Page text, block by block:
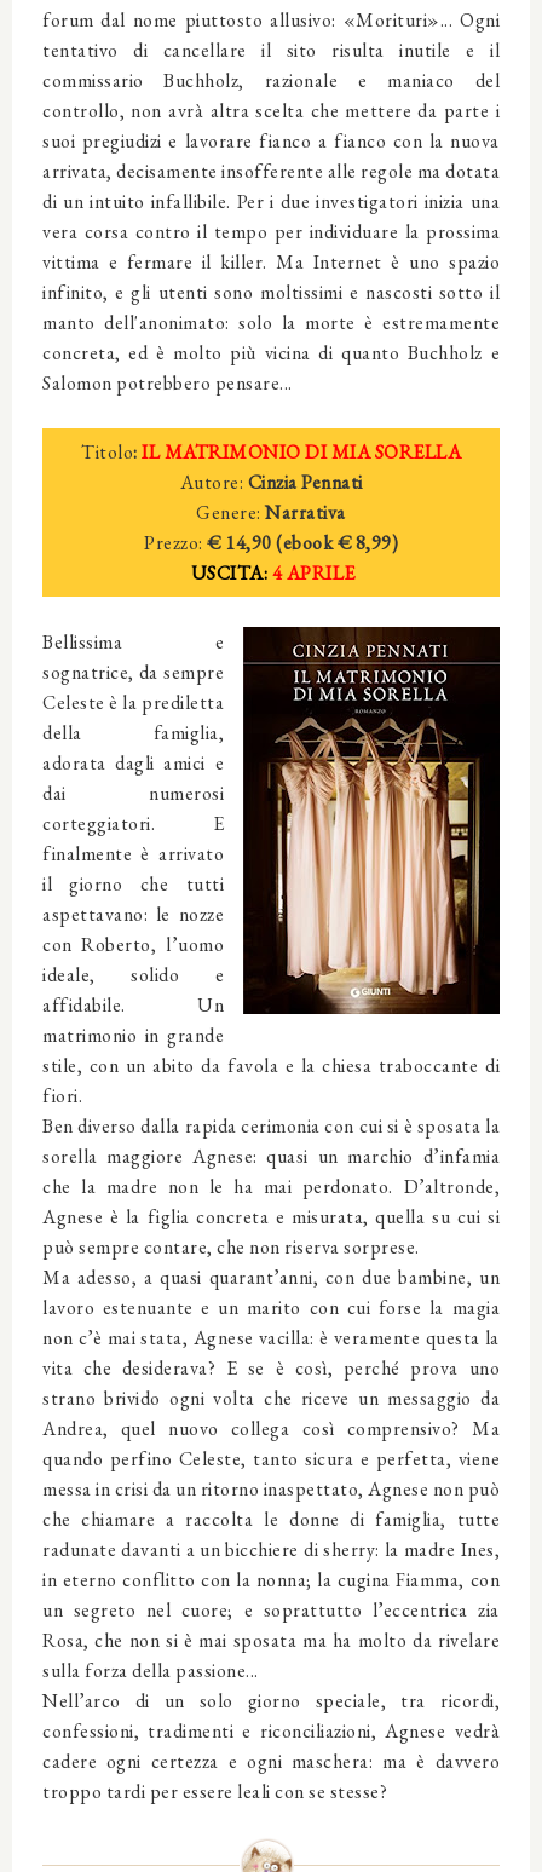
forum dal nome piuttosto allusivo: «Morituri»... Ogni
tentativo di cancellare il sito risulta inutile e il
commissario Buchholz, razionale e maniaco del
controllo, non avrà altra scelta che mettere da parte i
suoi pregiudizi e lavorare fianco a fianco con la nuova
arrivata, decisamente insofferente alle regole ma dotata
di un intuito infallibile. Per i due investigatori inizia una
vera corsa contro il tempo per individuare la prossima
vittima e fermare il killer. Ma Internet è uno spazio
infinito, e gli utenti sono moltissimi e nascosti sotto il
manto dell'anonimato: solo la morte è estremamente
concreta, ed è molto più vicina di quanto Buchholz e
Salomon potrebbero pensare...
Titolo:IL MATRIMONIO DI MIA SORELLA
Autore: Cinzia Pennati
Genere:Narrativa
Prezzo: € 14,90 (ebook € 8,99)
USCITA:4 APRILE
Bellissima e
sognatrice, da sempre
Celeste è la prediletta
della famiglia,
adorata dagli amici e
dai numerosi
corteggiatori. E
finalmente è arrivato
il giorno che tutti
aspettavano: le nozze
con Roberto, l’uomo
ideale, solido e
affidabile. Un
matrimonio in grande
stile, con un abito da favola e la chiesa traboccante di
fiori.
Ben diverso dalla rapida cerimonia con cui si è sposata la
sorella maggiore Agnese: quasi un marchio d’infamia
che la madre non le ha mai perdonato. D’altronde,
Agnese è la figlia concreta e misurata, quella su cui si
può sempre contare, che non riserva sorprese.
Ma adesso, a quasi quarant’anni, con due bambine, un
lavoro estenuante e un marito con cui forse la magia
non c’è mai stata, Agnese vacilla: è veramente questa la
vita che desiderava? E se è così, perché prova uno
strano brivido ogni volta che riceve un messaggio da
Andrea, quel nuovo collega così comprensivo? Ma
quando perfino Celeste, tanto sicura e perfetta, viene
messa in crisi da un ritorno inaspettato, Agnese non può
che chiamare a raccolta le donne di famiglia, tutte
radunate davanti a un bicchiere di sherry: la madre Ines,
in eterno conflitto con la nonna; la cugina Fiamma, con
un segreto nel cuore; e soprattutto l’eccentrica zia
Rosa, che non si è mai sposata ma ha molto da rivelare
sulla forza della passione...
Nell’arco di un solo giorno speciale, tra ricordi,
confessioni, tradimenti e riconciliazioni, Agnese vedrà
cadere ogni certezza e ogni maschera: ma è davvero
troppo tardi per essere leali con se stesse?